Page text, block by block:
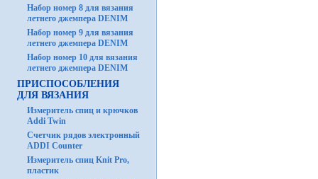
Набор номер 8 для вязания
летнего джемпера DENIM
Набор номер 9 для вязания
летнего джемпера DENIM
Набор номер 10 для вязания
летнего джемпера DENIM
ПРИСПОСОБЛЕНИЯ
ДЛЯ ВЯЗАНИЯ
Измеритель спиц и крючков
Addi Twin
Счетчик рядов электронный
ADDI Counter
Измеритель спиц Knit Pro,
пластик